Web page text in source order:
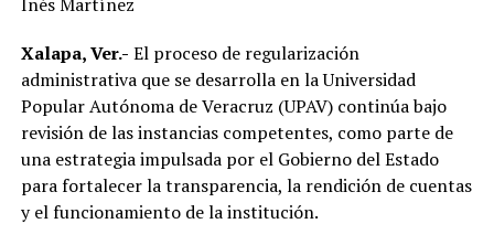
las principales demandas de la población.
“Mejorar el servicio de energía eléctrica ha sido una
prioridad desde el inicio de mi gobierno y continuaremos
gestionando recursos y proyectos que contribuyan al
desarrollo del municipio y al bienestar de las familias
alvaradeñas”.
Por último, reconoció y agradeció a la gobernadora del
Xalapa, Ver.- El proceso de regularización
administrativa que se desarrolla en la Universidad
Popular Autónoma de Veracruz (UPAV) continúa bajo
revisión de las instancias competentes, como parte de
una estrategia impulsada por el Gobierno del Estado
para fortalecer la transparencia, la rendición de cuentas
y el funcionamiento de la institución.